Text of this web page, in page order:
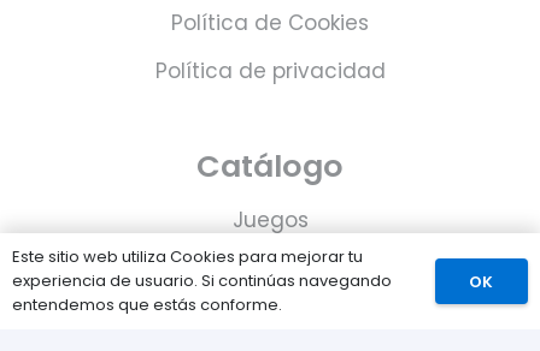
Política de Cookies
Política de privacidad
Catálogo
Juegos
Consolas
Accesorios para tu PS5
Este sitio web utiliza Cookies para mejorar tu
experiencia de usuario. Si continúas navegando
entendemos que estás conforme.
OK